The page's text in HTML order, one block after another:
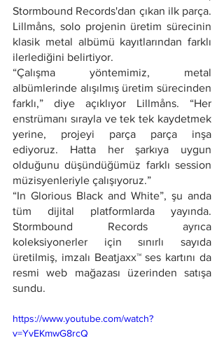
Stormbound Records'dan çıkan ilk parça.
Lillmåns, solo projenin üretim sürecinin
klasik metal albümü kayıtlarından farklı
ilerlediğini belirtiyor.
“Çalışma yöntemimiz, metal
albümlerinde alışılmış üretim sürecinden
farklı,” diye açıklıyor Lillmåns. “Her
enstrümanı sırayla ve tek tek kaydetmek
yerine, projeyi parça parça inşa
ediyoruz. Hatta her şarkıya uygun
olduğunu düşündüğümüz farklı session
müzisyenleriyle çalışıyoruz.”
“In Glorious Black and White”, şu anda
tüm dijital platformlarda yayında.
Stormbound Records ayrıca
koleksiyonerler için sınırlı sayıda
üretilmiş, imzalı Beatjaxx™ ses kartını da
resmi web mağazası üzerinden satışa
sundu.
https://www.youtube.com/watch?
v=YvEKmwG8rcQ